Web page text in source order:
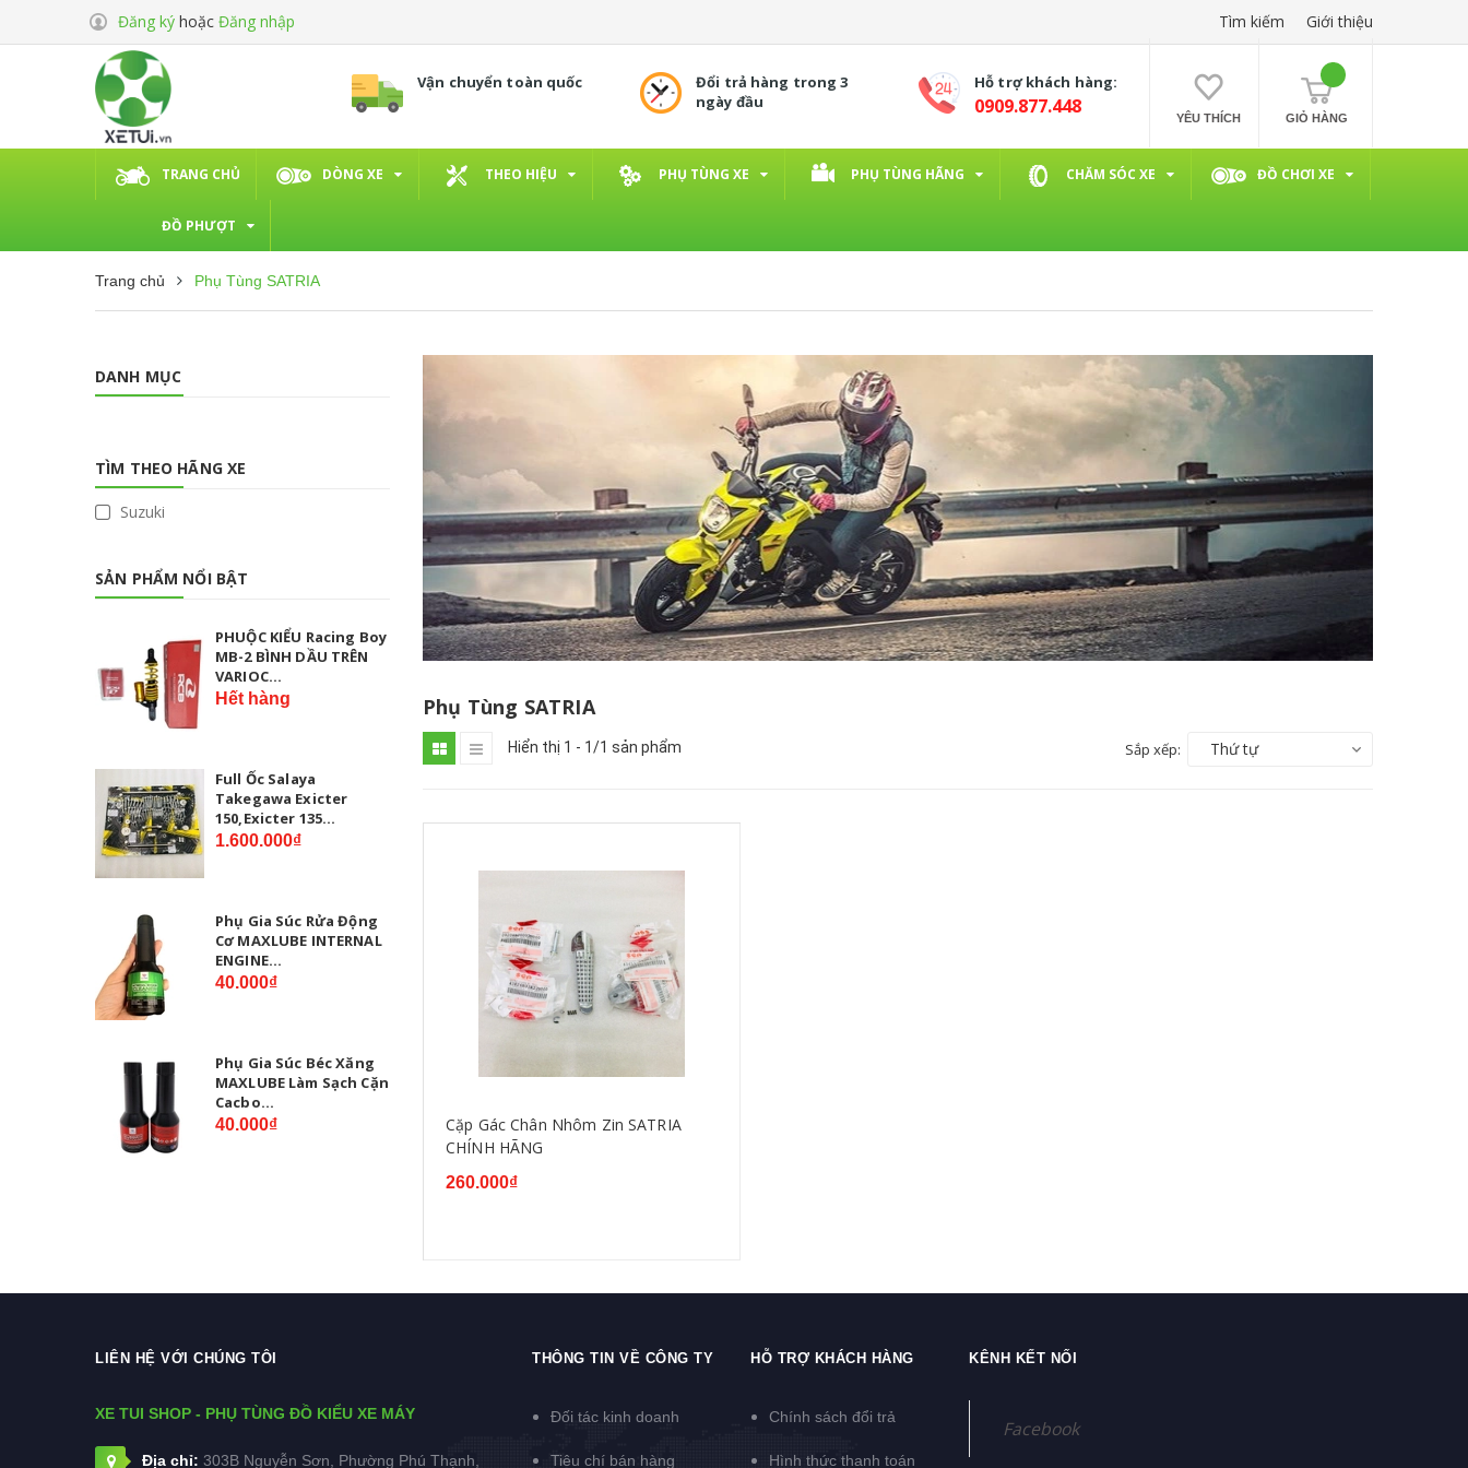
Đăng ký hoặc Đăng nhập Tìm kiếm Giới thiệu
Vận chuyển toàn quốc
Đổi trả hàng trong 3
ngày đầu
Hỗ trợ khách hàng:
0909.877.448 YÊU THÍCH GIỎ HÀNG
TRANG CHỦ DÒNG XE THEO HIỆU PHỤ TÙNG XE PHỤ TÙNG HÃNG CHĂM SÓC XE ĐỒ CHƠI XE
ĐỒ PHƯỢT
Trang chủ Phụ Tùng SATRIA
Phụ Tùng SATRIA
Hiển thị 1 - 1/1 sản phẩm Sắp xếp: Thứ tự
Cặp Gác Chân Nhôm Zin SATRIA
CHÍNH HÃNG
260.000₫
DANH MỤC
TÌM THEO HÃNG XE
Suzuki
SẢN PHẨM NỔI BẬT
PHUỘC KIỂU Racing Boy
MB-2 BÌNH DẦU TRÊN
VARIOC...
Hết hàng
Full Ốc Salaya
Takegawa Exicter
150,Exicter 135...
1.600.000₫
Phụ Gia Súc Rửa Động
Cơ MAXLUBE INTERNAL
ENGINE...
40.000₫
Phụ Gia Súc Béc Xăng
MAXLUBE Làm Sạch Cặn
Cacbo...
40.000₫
LIÊN HỆ VỚI CHÚNG TÔI
XE TUI SHOP - PHỤ TÙNG ĐỒ KIỂU XE MÁY
Địa chỉ: 303B Nguyễn Sơn, Phường Phú Thạnh,
THÔNG TIN VỀ CÔNG TY
Đối tác kinh doanh
Tiêu chí bán hàng
HỖ TRỢ KHÁCH HÀNG
Chính sách đổi trả
Hình thức thanh toán
KÊNH KẾT NỐI
Facebook